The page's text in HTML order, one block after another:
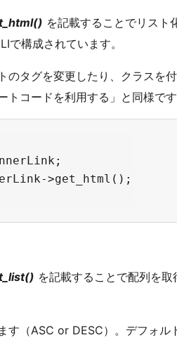
を記載することでリスト
で構成されています。
のタグを変更したり、クラスを
コードを利用する」と同様です
>get_html();
を記載することで配列を取
す（ASC or DESC）。デフォル